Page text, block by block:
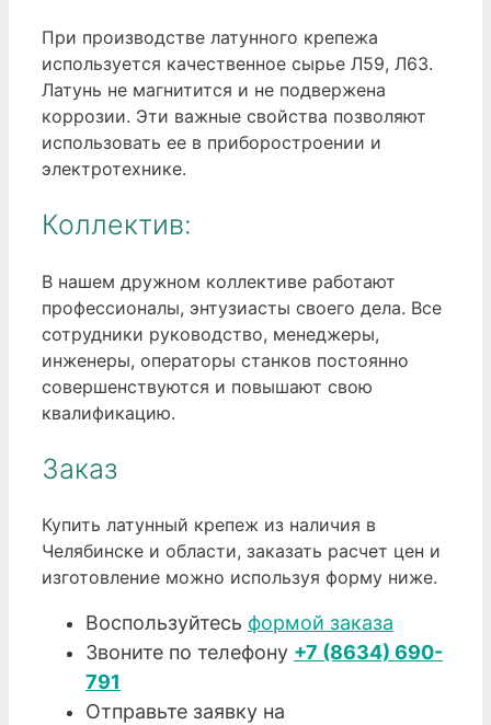
При производстве латунного крепежа
используется качественное сырье Л59, Л63.
Латунь не магнитится и не подвержена
коррозии. Эти важные свойства позволяют
использовать ее в приборостроении и
электротехнике.
Коллектив:
В нашем дружном коллективе работают
профессионалы, энтузиасты своего дела. Все
сотрудники руководство, менеджеры,
инженеры, операторы станков постоянно
совершенствуются и повышают свою
квалификацию.
Заказ
Купить латунный крепеж из наличия в
Челябинске и области, заказать расчет цен и
изготовление можно используя форму ниже.
Воспользуйтесь формой заказа
Звоните по телефону +7 (8634) 690-
791
Отправьте заявку на